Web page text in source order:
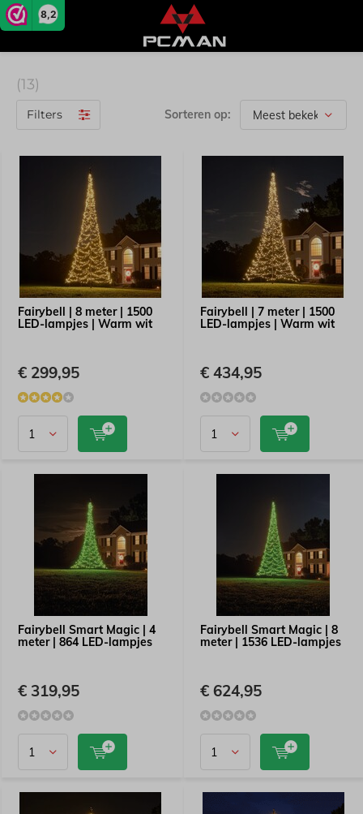
8,2
(13)
Filters Sorteren op:
Fairybell | 8 meter | 1500
LED-lampjes | Warm wit
€ 299,95
Fairybell | 7 meter | 1500
LED-lampjes | Warm wit
€ 434,95
Fairybell Smart Magic | 4
meter | 864 LED-lampjes
€ 319,95
Fairybell Smart Magic | 8
meter | 1536 LED-lampjes
€ 624,95